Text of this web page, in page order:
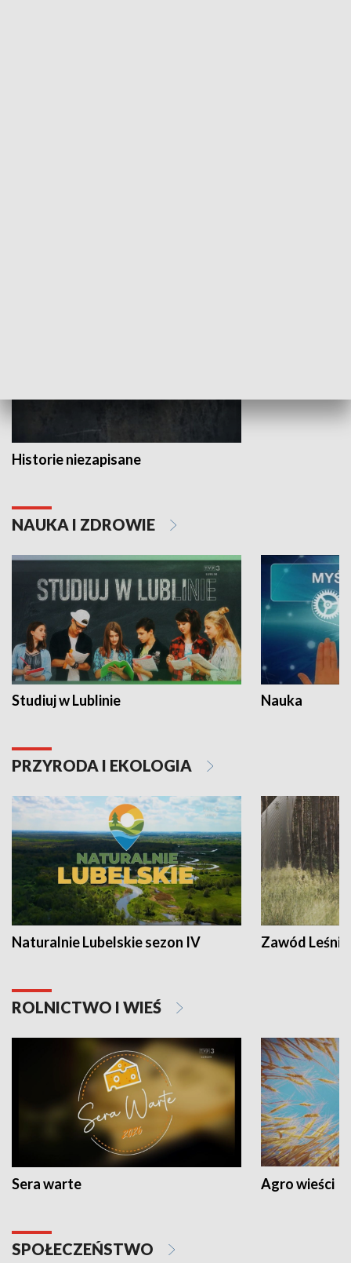
Historie niezapisane
NAUKA I ZDROWIE
Studiuj w Lublinie Nauka
PRZYRODA I EKOLOGIA
Naturalnie Lubelskie sezon IV Zawód Leśnik
ROLNICTWO I WIEŚ
Sera warte Agro wieści
SPOŁECZEŃSTWO